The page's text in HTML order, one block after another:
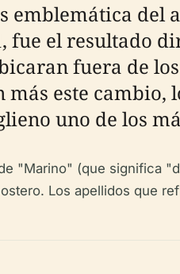
emblemática del
fue el resultado
fuera de
más este
uno de los
"Marino" (que significa
Los apellidos que